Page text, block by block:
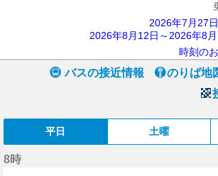
2026年7月27
2026年8月12日～2026年8
時刻の
バスの接近情報 のりば地
平日 土曜
8時